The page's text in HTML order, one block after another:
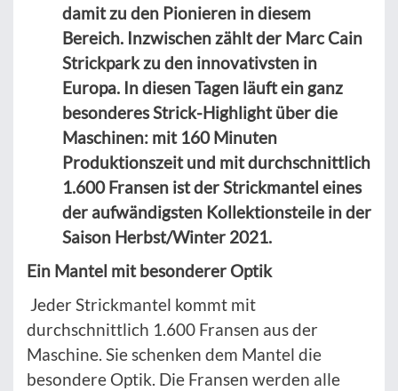
damit zu den Pionieren in diesem
Bereich. Inzwischen zählt der Marc Cain
Strickpark zu den innovativsten in
Europa. In diesen Tagen läuft ein ganz
besonderes Strick-Highlight über die
Maschinen: mit 160 Minuten
Produktionszeit und mit durchschnittlich
1.600 Fransen ist der Strickmantel eines
der aufwändigsten Kollektionsteile in der
Saison Herbst/Winter 2021.
Ein Mantel mit besonderer Optik
Jeder Strickmantel kommt mit
durchschnittlich 1.600 Fransen aus der
Maschine. Sie schenken dem Mantel die
besondere Optik. Die Fransen werden alle